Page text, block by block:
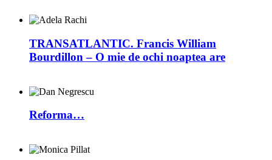
TRANSATLANTIC. Francis William
Bourdillon – O mie de ochi noaptea are
Reforma…